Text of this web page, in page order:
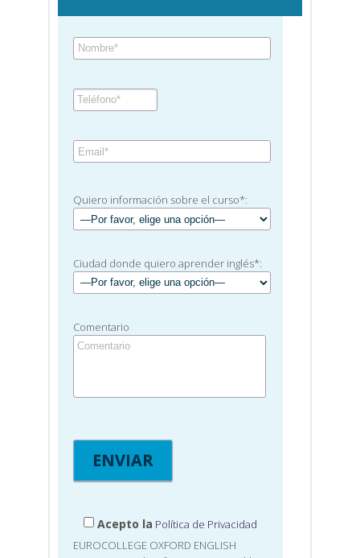
Quiero información sobre el curso*:
Ciudad donde quiero aprender inglés*:
Comentario
Acepto la Política de Privacidad
EUROCOLLEGE OXFORD ENGLISH